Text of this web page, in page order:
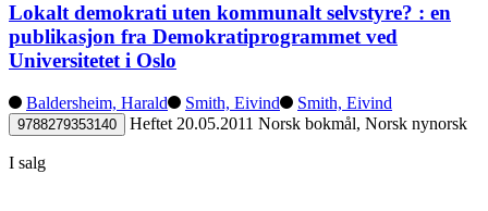
Lokalt demokrati uten kommunalt selvstyre? : en
publikasjon fra Demokratiprogrammet ved
Universitetet i Oslo
Baldersheim, Harald Smith, Eivind Smith, Eivind
9788279353140 Heftet 20.05.2011 Norsk bokmål, Norsk nynorsk
I salg